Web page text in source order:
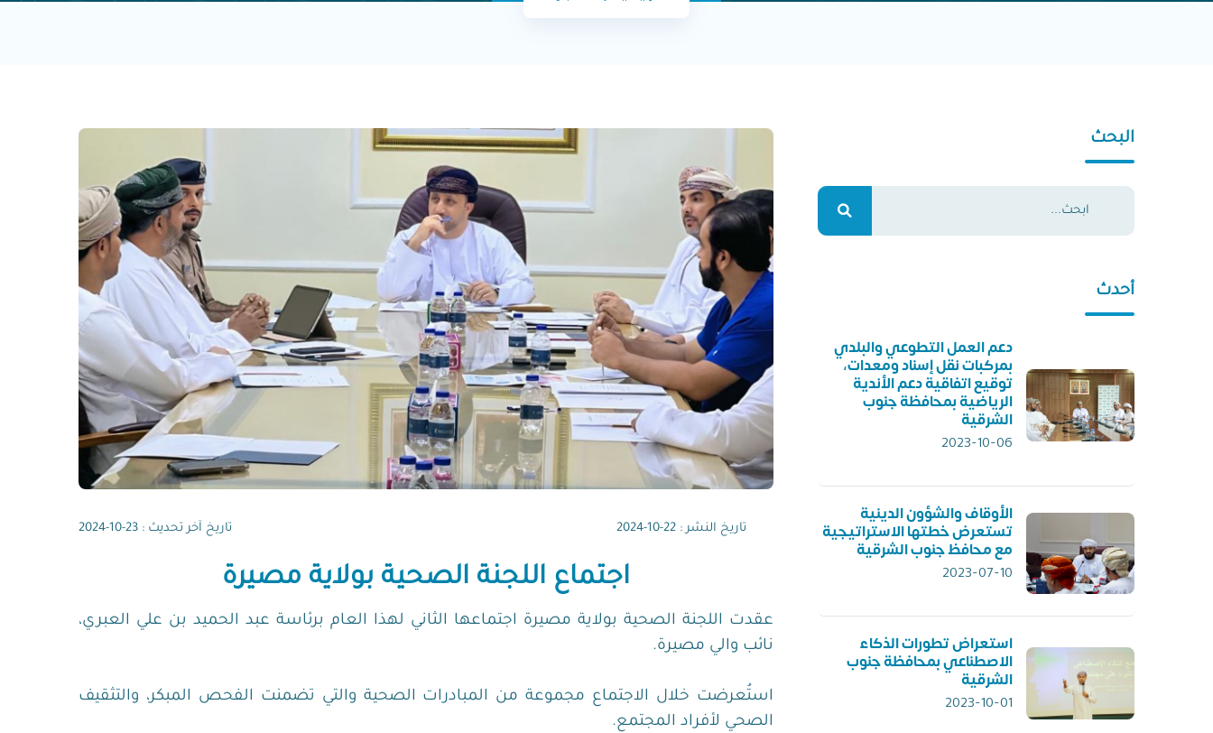
البحث
أحدث
دعم العمل التطوعي والبلدي
بمركبات نقل إسناد ومعدات،
توقيع اتفاقية دعم الأندية
الرياضية بمحافظة جنوب
الشرقية
2023-10-06
الأوقاف والشؤون الدينية
تستعرض خطتها الاستراتيجية
مع محافظ جنوب الشرقية
2023-07-10
استعراض تطورات الذكاء
الاصطناعي بمحافظة جنوب
الشرقية
2023-10-01
تاريخ النشر : 22-10-2024 تاريخ آخر تحديث : 23-10-2024
اجتماع اللجنة الصحية بولاية مصيرة
عقدت اللجنة الصحية بولاية مصيرة‬⁩ اجتماعها الثاني لهذا العام برئاسة عبد الحميد بن علي العبري،
نائب والي مصيرة.
‏استُعرضت خلال الاجتماع مجموعة من المبادرات الصحية والتي تضمنت الفحص المبكر، والتثقيف
الصحي لأفراد المجتمع.